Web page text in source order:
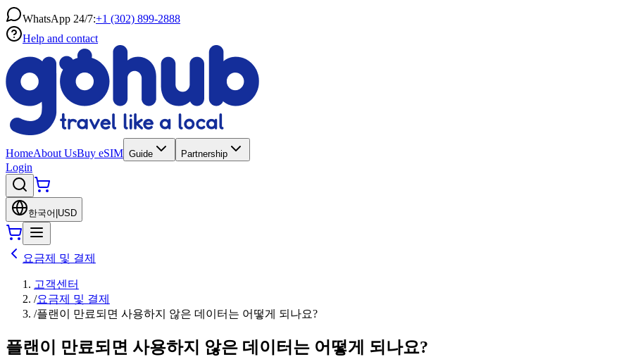
WhatsApp 24/7:+1 (302) 899-2888
Help and contact
HomeAbout UsBuy eSIM Guide Partnership
Login
한국어 USD
요금제 및 결제
고객센터
/요금제 및 결제
/플랜이 만료되면 사용하지 않은 데이터는 어떻게 되나요?
플랜이 만료되면 사용하지 않은 데이터는 어떻게 되나요?